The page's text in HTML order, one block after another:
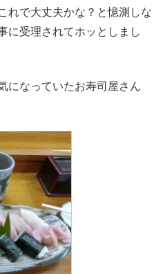
れで大丈夫かな？と憶測しな
に受理されてホッとしまし
になっていたお寿司屋さん